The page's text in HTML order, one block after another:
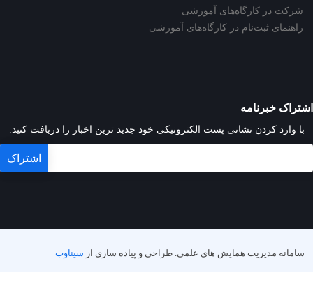
شرکت در کارگاه‌های آموزشی
راهنمای ثبت‌نام در کارگاه‌های آموزشی
اشتراک خبرنامه
با وارد کردن نشانی پست الکترونیکی خود جدید ترین اخبار را دریافت کنید.
سامانه مدیریت همایش های علمی. طراحی و پیاده سازی از سیناوب